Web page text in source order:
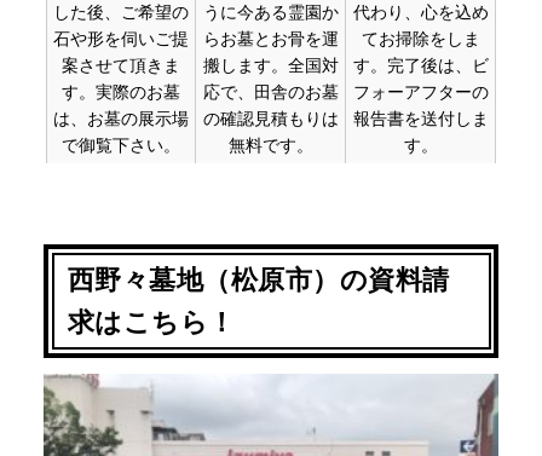
した後、ご希望の
石や形を伺いご提
案させて頂きま
す。実際のお墓
は、お墓の展示場
で御覧下さい。
うに今ある霊園か
らお墓とお骨を運
搬します。全国対
応で、田舎のお墓
の確認見積もりは
無料です。
代わり、心を込め
てお掃除をしま
す。完了後は、ビ
フォーアフターの
報告書を送付しま
す。
西野々墓地（松原市）の資料請
求はこちら！